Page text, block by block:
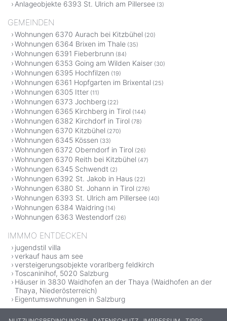
Anlageobjekte 6393 St. Ulrich am Pillersee (3)
GEMEINDEN
Wohnungen 6370 Aurach bei Kitzbühel (20)
Wohnungen 6364 Brixen im Thale (35)
Wohnungen 6391 Fieberbrunn (84)
Wohnungen 6353 Going am Wilden Kaiser (30)
Wohnungen 6395 Hochfilzen (19)
Wohnungen 6361 Hopfgarten im Brixental (25)
Wohnungen 6305 Itter (11)
Wohnungen 6373 Jochberg (22)
Wohnungen 6365 Kirchberg in Tirol (144)
Wohnungen 6382 Kirchdorf in Tirol (78)
Wohnungen 6370 Kitzbühel (270)
Wohnungen 6345 Kössen (33)
Wohnungen 6372 Oberndorf in Tirol (26)
Wohnungen 6370 Reith bei Kitzbühel (47)
Wohnungen 6345 Schwendt (2)
Wohnungen 6392 St. Jakob in Haus (22)
Wohnungen 6380 St. Johann in Tirol (276)
Wohnungen 6393 St. Ulrich am Pillersee (40)
Wohnungen 6384 Waidring (14)
Wohnungen 6363 Westendorf (26)
IMMMO ENTDECKEN
jugendstil villa
verkauf haus am see
versteigerungsobjekte vorarlberg feldkirch
Toscaninihof, 5020 Salzburg
Häuser in 3830 Waidhofen an der Thaya (Waidhofen an der
Thaya, Niederösterreich)
Eigentumswohnungen in Salzburg